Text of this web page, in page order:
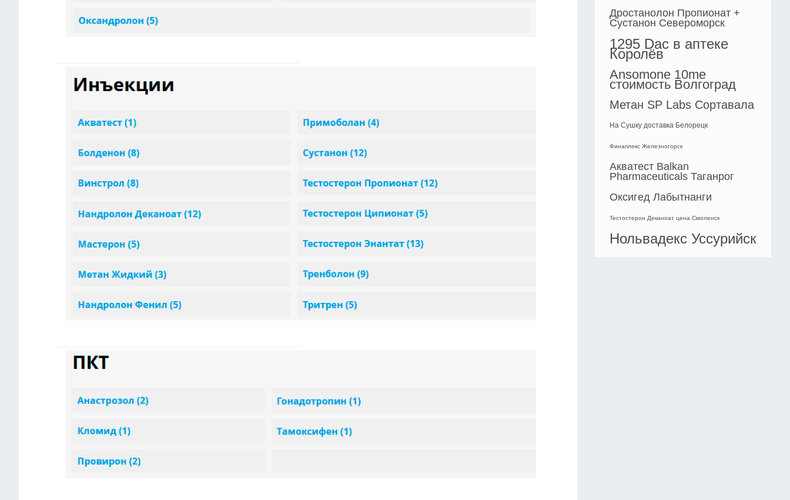
Дростанолон Пропионат +
Сустанон Североморск
1295 Dac в аптеке
Королёв
Ansomone 10me
стоимость Волгоград
Метан SP Labs Сортавала
На Сушку доставка Белорецк
Финаплекс Железногорск
Акватест Balkan
Pharmaceuticals Таганрог
Оксигед Лабытнанги
Тестостерон Деканоат цена Смоленск
Нольвадекс Уссурийск